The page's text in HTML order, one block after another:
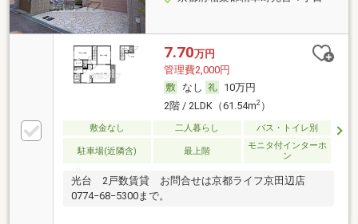
7.70万円
管理費2,000円
なし
10万円
2階 / 2LDK（61.54m2）
敷金なし 二人暮らし バス・トイレ別
駐車場(近隣含) 最上階
モニタ付インターホ
ン
光台 2戸数賃貸 お問合せは京都ライフ京田辺店
0774−68−5300まで。